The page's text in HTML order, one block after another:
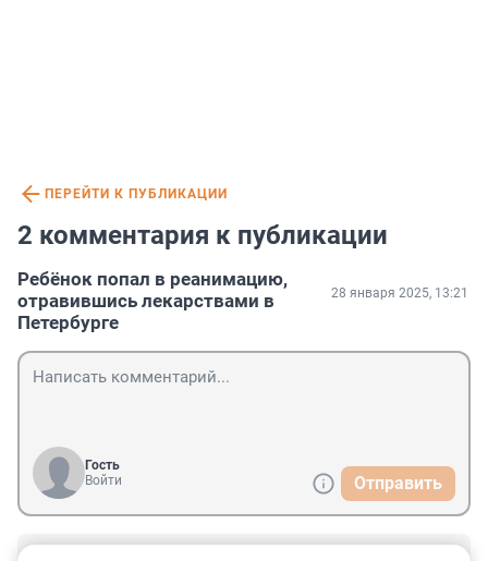
ПЕРЕЙТИ К ПУБЛИКАЦИИ
2 комментария к публикации
Ребёнок попал в реанимацию,
отравившись лекарствами в
Петербурге
28 января 2025, 13:21
Гость
Войти
Отправить